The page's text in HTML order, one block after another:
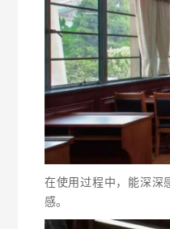
在使用过程中，能深深
感。